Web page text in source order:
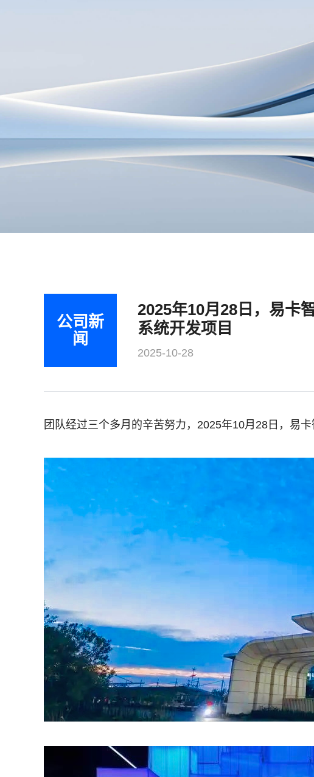
公司新
闻
2025年10月28日，易卡
系统开发项目
2025-10-28
团队经过三个多月的辛苦努力，2025年10月28日，易